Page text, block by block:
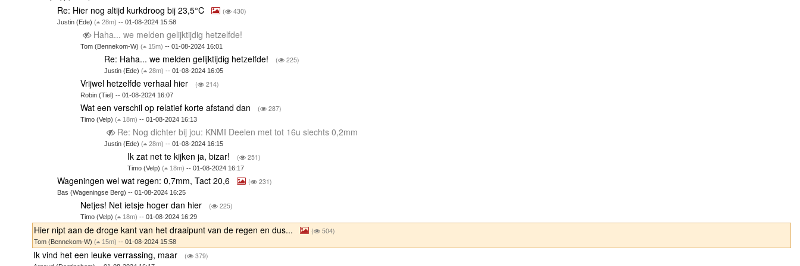
Re: Hier nog altijd kurkdroog bij 23,5°C ( 430)
Justin (Ede) ( 28m) -- 01-08-2024 15:58
Haha... we melden gelijktijdig hetzelfde!
Tom (Bennekom-W)( 15m) -- 01-08-2024 16:01
Re: Haha... we melden gelijktijdig hetzelfde! ( 225)
Justin (Ede) ( 28m) -- 01-08-2024 16:05
Vrijwel hetzelfde verhaal hier ( 214)
Robin (Tiel) -- 01-08-2024 16:07
Wat een verschil op relatief korte afstand dan ( 287)
Timo (Velp)( 18m) -- 01-08-2024 16:13
Re: Nog dichter bij jou: KNMI Deelen met tot 16u slechts 0,2mm
Justin (Ede) ( 28m) -- 01-08-2024 16:15
Ik zat net te kijken ja, bizar! ( 251)
Timo (Velp)( 18m) -- 01-08-2024 16:17
Wageningen wel wat regen: 0,7mm, Tact 20,6 ( 231)
Bas (Wageningse Berg) -- 01-08-2024 16:25
Netjes! Net ietsje hoger dan hier ( 225)
Timo (Velp)( 18m) -- 01-08-2024 16:29
Hier nipt aan de droge kant van het draaipunt van de regen en dus... ( 504)
Tom (Bennekom-W)( 15m) -- 01-08-2024 15:58
Ik vind het een leuke verrassing, maar ( 379)